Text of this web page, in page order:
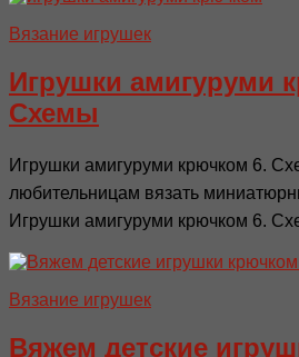
Вязание игрушек
Игрушки амигуруми
Схемы
Игрушки амигуруми крючком 6.
любительницам вязать
Игрушки амигуруми крючком 6.
Вязание игрушек
Вяжем детские